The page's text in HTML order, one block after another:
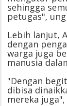
sehingga
petugas",
Lebih lanjut,
dengan
warga juga
manusia
"Dengan
dibisa
mereka juga",